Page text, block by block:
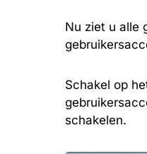
Nu ziet u alle
Schakel op
schakelen.